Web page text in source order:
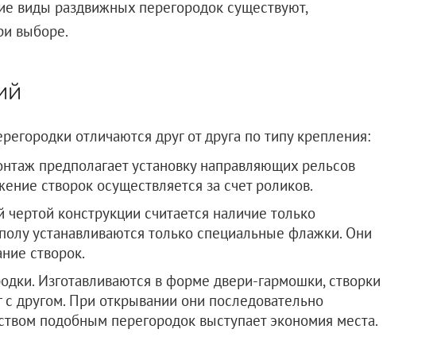
виды раздвижных перегородок существуют,
выборе.
отличаются друг от друга по типу крепления:
предполагает установку направляющих рельсов
створок осуществляется за счет роликов.
чертой конструкции считается наличие только
устанавливаются только специальные флажки. Они
створок.
Изготавливаются в форме двери-гармошки, створки
с другом. При открывании они последовательно
подобным перегородок выступает экономия места.